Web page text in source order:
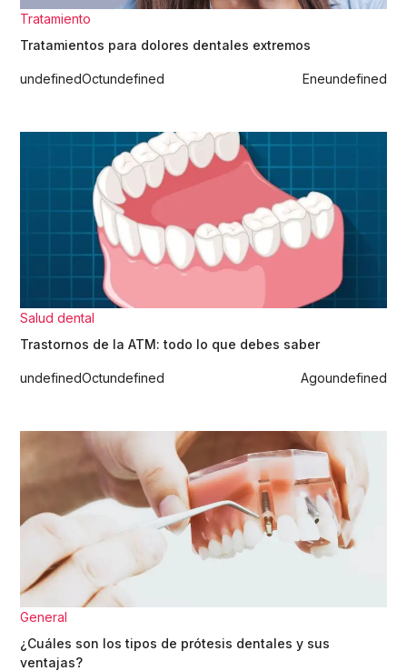
Tratamiento
Tratamientos para dolores dentales extremos
undefinedOctundefined Eneundefined
Salud dental
Trastornos de la ATM: todo lo que debes saber
undefinedOctundefined Agoundefined
General
¿Cuáles son los tipos de prótesis dentales y sus
ventajas?